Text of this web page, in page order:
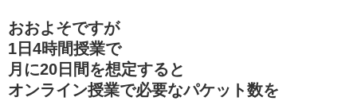
おおよそですが
1日4時間授業で
月に20日間を想定すると
オンライン授業で必要なパケット数を